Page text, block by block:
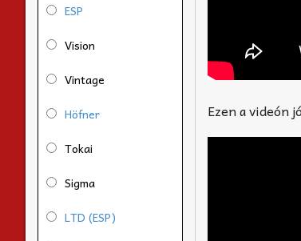
Ezen a videón
ESP
Vision
Vintage
Höfner
Tokai
Sigma
LTD (ESP)